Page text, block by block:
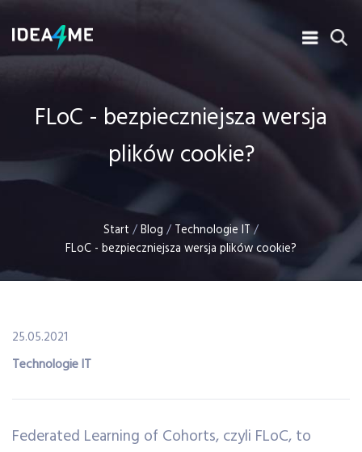
FLoC - bezpieczniejsza wersja
plików cookie?
Start /Blog / Technologie IT/
FLoC - bezpieczniejsza wersja plików cookie?
25.05.2021
Technologie IT
Federated Learning of Cohorts, czyli FLoC, to